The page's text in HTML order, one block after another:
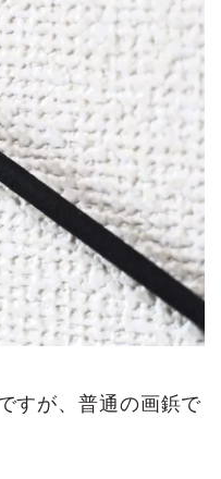
すが、普通の画鋲で